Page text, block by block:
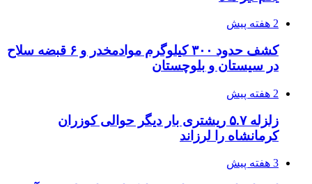
2 هفته پیش
کشف حدود ۳۰۰ کیلوگرم موادمخدر و ۶ قبضه سلاح
در سیستان و بلوچستان
2 هفته پیش
زلزله ۵.۷ ریشتری بار دیگر حوالی کوزران
کرمانشاه را لرزاند
3 هفته پیش